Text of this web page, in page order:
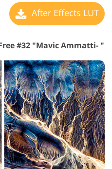
After Effects LUT
#32 "Mavic Ammatti- "